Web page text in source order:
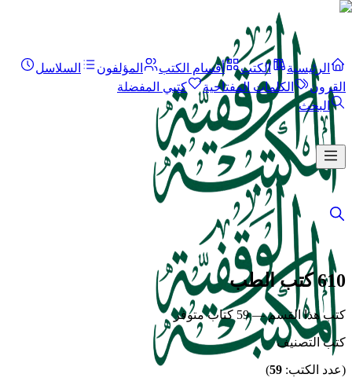
الرئيسية الكتب أقسام الكتب المؤلفون
السلاسل
القرون
الكلمات المفتاحية
كتبي المفضلة
البحث
610 كتب الطب
كتب هذا القسم — 59 كتاب متوفر
كتب التصنيف
(عدد الكتب: 59
)